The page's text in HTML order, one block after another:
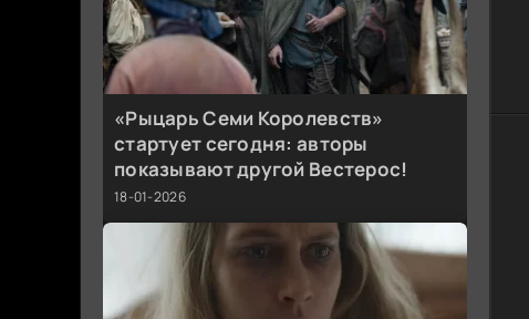
«Рыцарь Семи Королевств»
стартует сегодня: авторы
показывают другой Вестерос!
18-01-2026